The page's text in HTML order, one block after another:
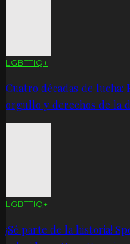
LGBTTIQ+
Cuatro décadas de
orgullo y derechos de la
LGBTTIQ+
¡Sé parte de la historia!